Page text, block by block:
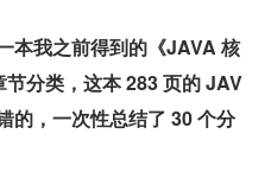
本我之前得到的《JAVA 核
分类，这本 283 页的 JAV
的，一次性总结了 30 个分